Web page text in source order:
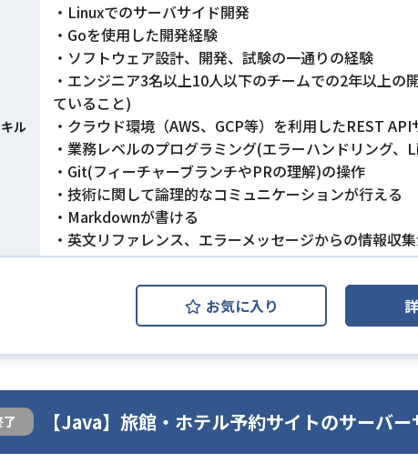
ル
・Linuxでのサーバサイド開発
・Goを使用した開発経験
・ソフトウェア設計、開発、試験の一通りの経験
・エンジニア3名以上10人以下のチームでの2年以上
ていること)
・クラウド環境（AWS、GCP等）を利用したREST
・業務レベルのプログラミング(エラーハンドリング、
・Git(フィーチャーブランチやPRの理解)の操作
・技術に関して論理的なコミュニケーションが行える
・Markdownが書ける
・英文リファレンス、エラーメッセージからの情報収
お気に入り
【Java】旅館・ホテル予約サイトのサーバ